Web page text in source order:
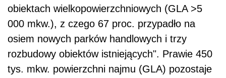
obiektach wielkopowierzchniowych (GLA >5
000 mkw.), z czego 67 proc. przypadło na
osiem nowych parków handlowych i trzy
rozbudowy obiektów istniejących". Prawie 450
tys. mkw. powierzchni najmu (GLA) pozostaje